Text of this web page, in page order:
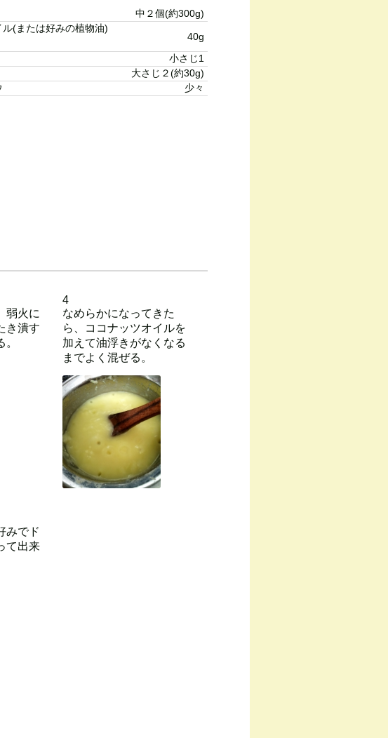
中２個(約300g)
ル(または好みの植物油)
40g
小さじ1
大さじ２(約30g)
少々
弱火に
き潰す
4
なめらかになってきた
ら、ココナッツオイルを
加えて油浮きがなくなる
までよく混ぜる。
みでド
て出来